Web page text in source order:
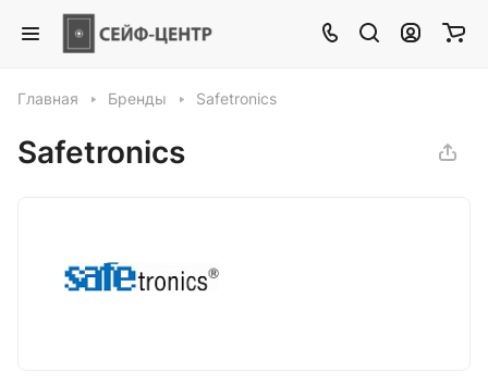
Главная Бренды Safetronics
Safetronics